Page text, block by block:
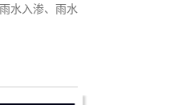
水入渗、雨水